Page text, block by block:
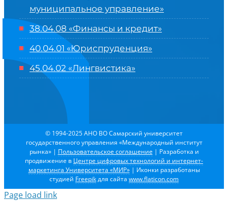
муниципальное управление»
38.04.08 «Финансы и кредит»
40.04.01 «Юриспруденция»
45.04.02 «Лингвистика»
© 1994-2025 АНО ВО Самарский университет
государственного управления «Международный институт
рынка» | Пользовательское соглашение | Разработка и
продвижение в Центре цифровых технологий и интернет-
маркетинга Университета «МИР»| Иконки разработаны
студией Freepikдля сайта www.flaticon.com
Page load link